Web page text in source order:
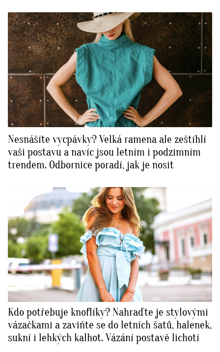
Nesnášíte vycpávky? Velká ramena ale zeštíhlí
vaši postavu a navíc jsou letním i podzimním
trendem. Odbornice poradí, jak je nosit
Kdo potřebuje knoflíky? Nahraďte je stylovými
vázačkami a zaviňte se do letních šatů, halenek,
sukní i lehkých kalhot. Vázání postavě lichotí